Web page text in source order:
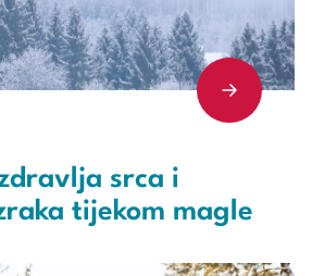
srca i
tijekom magle